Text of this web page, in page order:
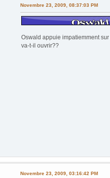
Novembre 23, 2009, 08:37:03 PM
Oswald appuie impatiemment
va-t-il ouvrir??
Novembre 23, 2009, 03:16:42 PM